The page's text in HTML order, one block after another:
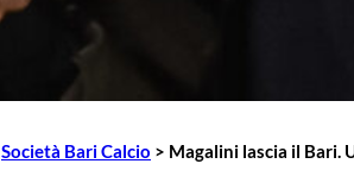
Società Bari Calcio > Magalini lascia il Bari.